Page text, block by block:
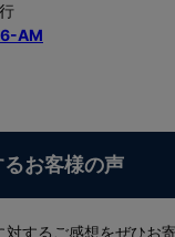
AM
お客様の声
対するご感想をぜひお